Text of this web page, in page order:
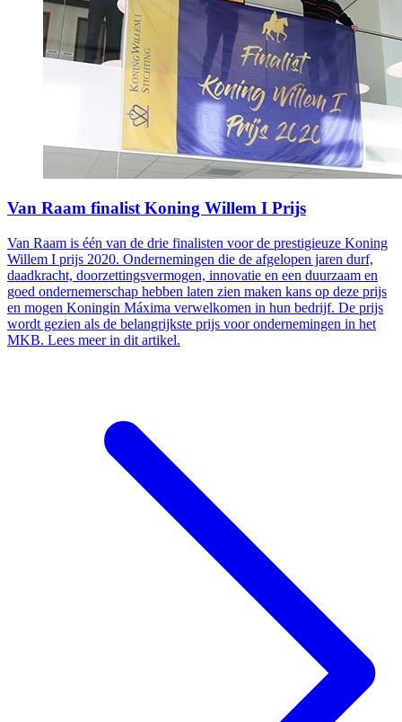
Van Raam finalist Koning Willem I Prijs
Van Raam is één van de drie finalisten voor de prestigieuze Koning
Willem I prijs 2020. Ondernemingen die de afgelopen jaren durf,
daadkracht, doorzettingsvermogen, innovatie en een duurzaam en
goed ondernemerschap hebben laten zien maken kans op deze prijs
en mogen Koningin Máxima verwelkomen in hun bedrijf. De prijs
wordt gezien als de belangrijkste prijs voor ondernemingen in het
MKB. Lees meer in dit artikel.